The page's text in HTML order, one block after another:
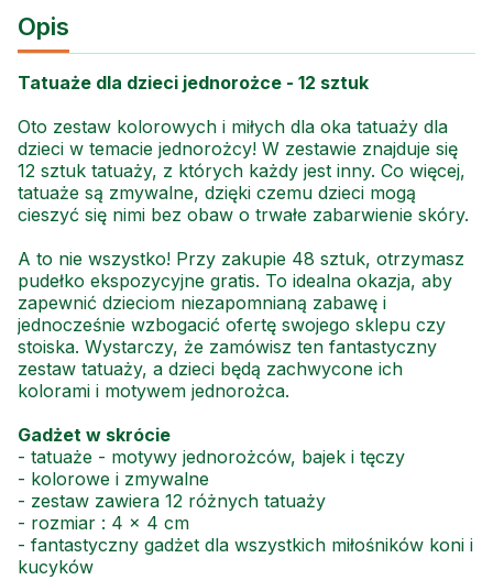
Opis
Tatuaże dla dzieci jednorożce - 12 sztuk
Oto zestaw kolorowych i miłych dla oka tatuaży dla
dzieci w temacie jednorożcy! W zestawie znajduje się
12 sztuk tatuaży, z których każdy jest inny. Co więcej,
tatuaże są zmywalne, dzięki czemu dzieci mogą
cieszyć się nimi bez obaw o trwałe zabarwienie skóry.
A to nie wszystko! Przy zakupie 48 sztuk, otrzymasz
pudełko ekspozycyjne gratis. To idealna okazja, aby
zapewnić dzieciom niezapomnianą zabawę i
jednocześnie wzbogacić ofertę swojego sklepu czy
stoiska. Wystarczy, że zamówisz ten fantastyczny
zestaw tatuaży, a dzieci będą zachwycone ich
kolorami i motywem jednorożca.
Gadżet w skrócie
- tatuaże - motywy jednorożców, bajek i tęczy
- kolorowe i zmywalne
- zestaw zawiera 12 różnych tatuaży
- rozmiar : 4 x 4 cm
- fantastyczny gadżet dla wszystkich miłośników koni i
kucyków